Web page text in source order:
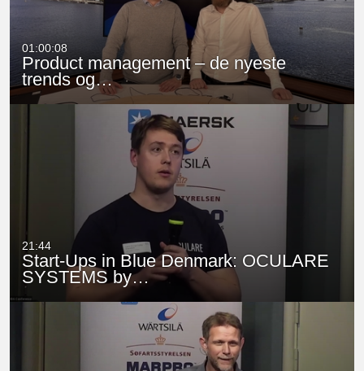
01:00:08
Product management – de nyeste
trends og…
21:44
Start-Ups in Blue Denmark: OCULARE
SYSTEMS by…